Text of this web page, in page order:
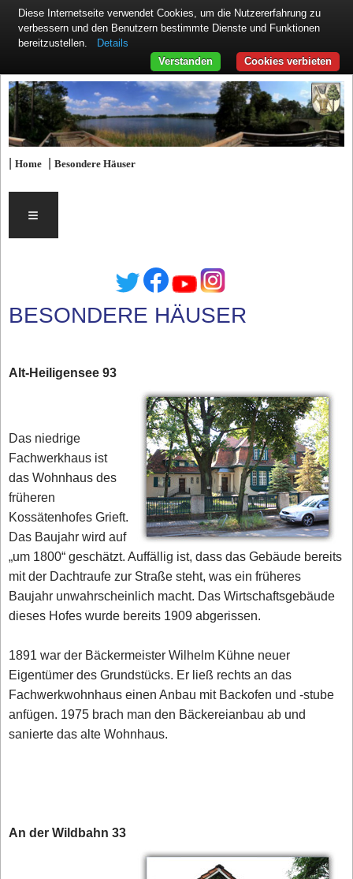
|Home |Besondere Häuser
≡
BESONDERE HÄUSER
Alt-Heiligensee 93
Das niedrige
Fachwerkhaus ist
das Wohnhaus des
früheren
Kossätenhofes Grieft.
Das Baujahr wird auf
„um 1800“ geschätzt. Auffällig ist, dass das Gebäude bereits
mit der Dachtraufe zur Straße steht, was ein früheres
Baujahr unwahrscheinlich macht. Das Wirtschaftsgebäude
dieses Hofes wurde bereits 1909 abgerissen.
1891 war der Bäckermeister Wilhelm Kühne neuer
Eigentümer des Grundstücks. Er ließ rechts an das
Fachwerkwohnhaus einen Anbau mit Backofen und -stube
anfügen. 1975 brach man den Bäckereianbau ab und
sanierte das alte Wohnhaus.
An der Wildbahn 33
Diese Internetseite verwendet Cookies, um die Nutzererfahrung zu
verbessern und den Benutzern bestimmte Dienste und Funktionen
bereitzustellen.
Details
Cookies verbieten
Verstanden